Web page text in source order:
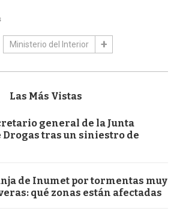
Ministerio del Interior
Las Más Vistas
general de la Junta
Drogas tras un siniestro de
de Inumet por tormentas muy
qué zonas están afectadas